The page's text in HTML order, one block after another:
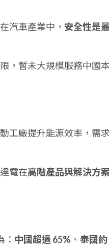
汽車產業中， 安全性是
，暫未大規模服務中國
工廠提升能源效率，需
電在高階產品與解決方
中國超過 65% 、 泰國約